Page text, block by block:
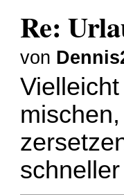
Re:
von